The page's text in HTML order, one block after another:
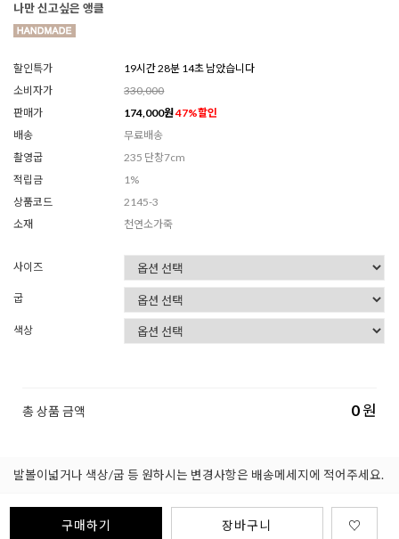
나만 신고싶은 앵클
할인특가
19시간 28분 12초 남았습니다
소비자가
330,000
판매가
174,000원47%할인
배송
무료배송
촬영굽
235 단창7cm
적립금
1%
상품코드
2145-3
소재
천연소가죽
사이즈
굽
색상
총 상품 금액 0원
발볼이넓거나 색상/굽 등 원하시는 변경사항은 배송메세지에 적어주세요.
구매하기 장바구니 ♡